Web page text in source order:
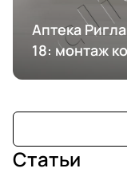
Аптека
18: монтаж
Статьи